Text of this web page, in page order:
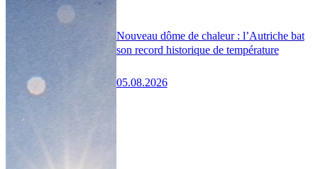
Nouveau dôme de chaleur : l’Autriche bat
son record historique de température
05.08.2026